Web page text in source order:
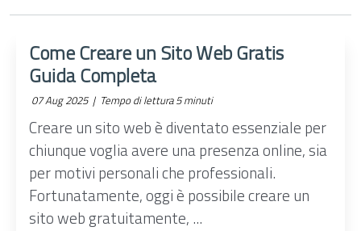
Come Creare un Sito Web Gratis
Guida Completa
07 Aug 2025 | Tempo di lettura 5 minuti
Creare un sito web è diventato essenziale per
chiunque voglia avere una presenza online, sia
per motivi personali che professionali.
Fortunatamente, oggi è possibile creare un
sito web gratuitamente, ...